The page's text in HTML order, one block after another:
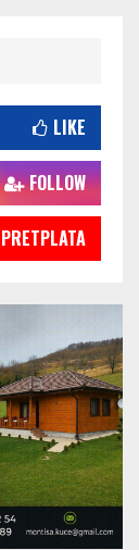
LIKE
FOLLOW
PRETPLATA